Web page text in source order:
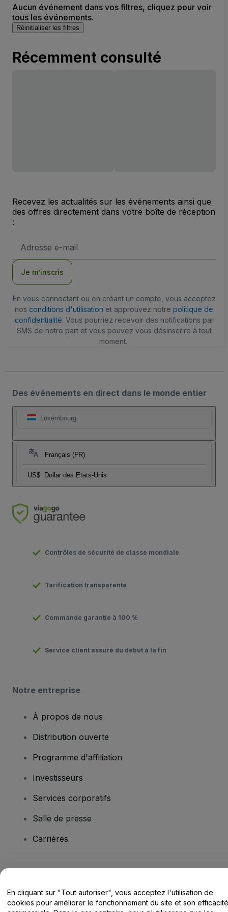
Aucun événement dans vos filtres, cliquez pour voir
tous les événements.
Réinitialiser les filtres
Récemment consulté
Recevez les actualités sur les événements ainsi que
des offres directement dans votre boîte de réception
:
e-
Je m’inscris
En vous connectant ou en créant un compte, vous acceptez
nos conditions d'utilisation et approuvez notre politique de
confidentialité. Vous pourriez recevoir des notifications par
SMS de notre part et vous pouvez vous désinscrire à tout
moment.
Des événements en direct dans le monde entier
Luxembourg
Français (FR)
US$ Dollar des Etats-Unis
Contrôles de sécurité de classe mondiale
Tarification transparente
Commande garantie à 100 %
Service client assuré du début à la fin
Notre entreprise
À propos de nous
Distribution ouverte
Programme d'affiliation
Investisseurs
Services corporatifs
Salle de presse
Carrières
Centre d'assistance / Nous contacter
En cliquant sur "Tout autoriser", vous acceptez l'utilisation de
cookies pour améliorer le fonctionnement du site et son efficacité